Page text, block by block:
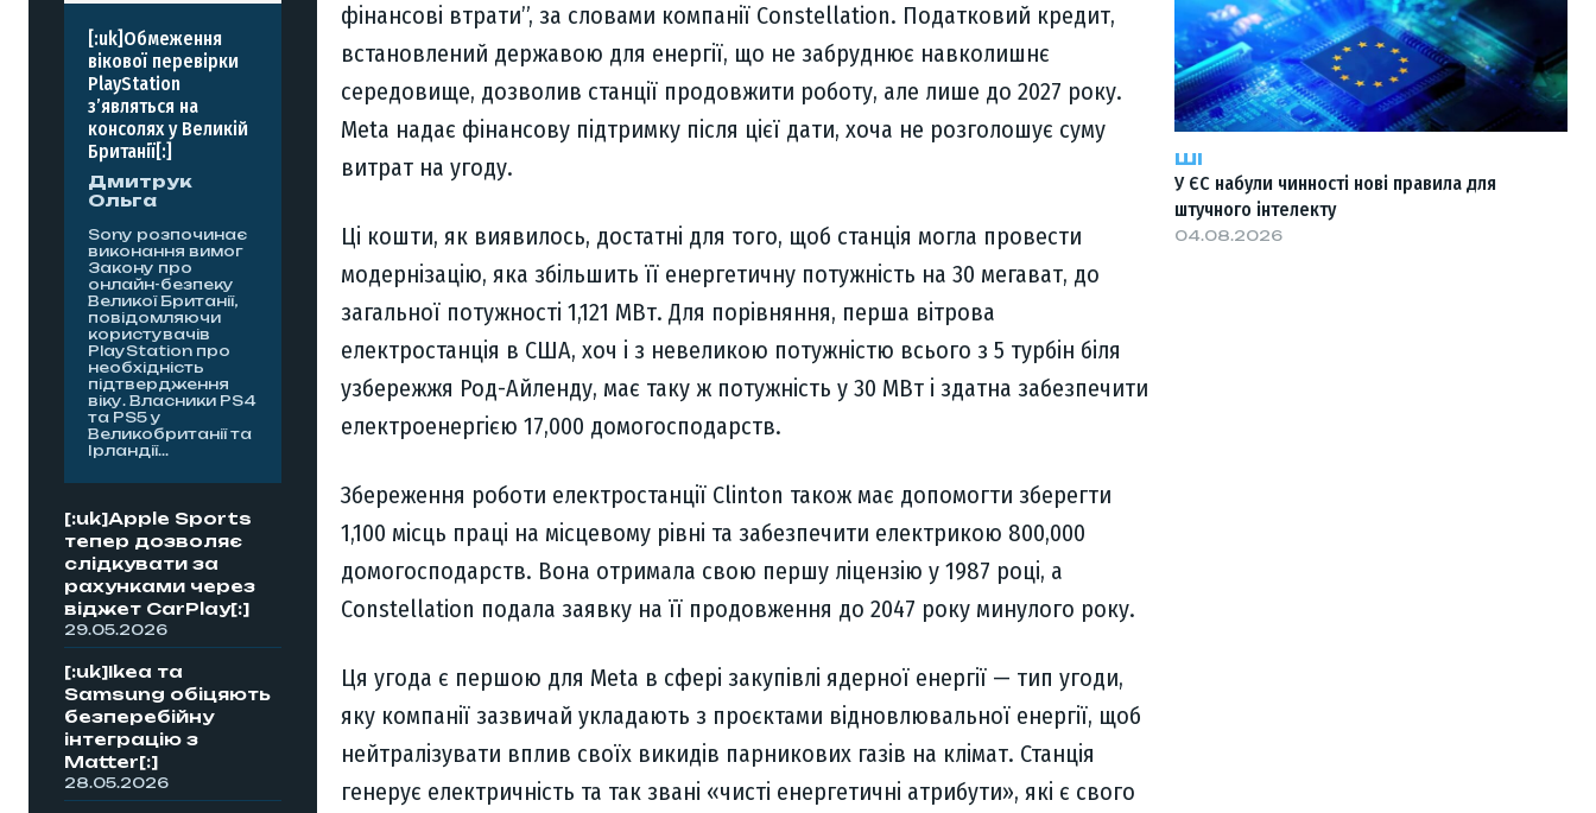
[:uk]Обмеження
вікової перевірки
PlayStation
з’являться на
консолях у Великій
Британії[:]
Дмитрук
Ольга
Sony розпочинає
виконання вимог
Закону про
онлайн-безпеку
Великої Британії,
повідомляючи
користувачів
PlayStation про
необхідність
підтвердження
віку. Власники PS4
та PS5 у
Великобританії та
Ірландії...
[:uk]Apple Sports
тепер дозволяє
слідкувати за
рахунками через
віджет CarPlay[:]
29.05.2026
[:uk]Ikea та
Samsung обіцяють
безперебійну
інтеграцію з
Matter[:]
28.05.2026
фінансові втрати”, за словами компанії Constellation. Податковий кредит,
встановлений державою для енергії, що не забруднює навколишнє
середовище, дозволив станції продовжити роботу, але лише до 2027 року.
Meta надає фінансову підтримку після цієї дати, хоча не розголошує суму
витрат на угоду.
Ці кошти, як виявилось, достатні для того, щоб станція могла провести
модернізацію, яка збільшить її енергетичну потужність на 30 мегават, до
загальної потужності 1,121 МВт. Для порівняння, перша вітрова
електростанція в США, хоч і з невеликою потужністю всього з 5 турбін біля
узбережжя Род-Айленду, має таку ж потужність у 30 МВт і здатна забезпечити
електроенергією 17,000 домогосподарств.
Збереження роботи електростанції Clinton також має допомогти зберегти
1,100 місць праці на місцевому рівні та забезпечити електрикою 800,000
домогосподарств. Вона отримала свою першу ліцензію у 1987 році, а
Constellation подала заявку на її продовження до 2047 року минулого року.
Ця угода є першою для Meta в сфері закупівлі ядерної енергії — тип угоди,
яку компанії зазвичай укладають з проєктами відновлювальної енергії, щоб
нейтралізувати вплив своїх викидів парникових газів на клімат. Станція
генерує електричність та так звані «чисті енергетичні атрибути», які є свого
ШІ
У ЄС набули чинності нові правила для
штучного інтелекту
04.08.2026